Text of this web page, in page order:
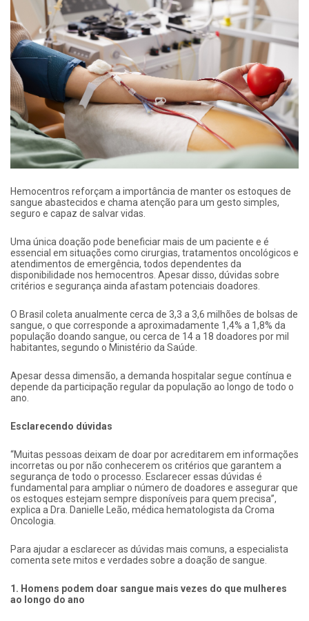
Hemocentros reforçam a importância de manter os estoques de
sangue abastecidos e chama atenção para um gesto simples,
seguro e capaz de salvar vidas.
Uma única doação pode beneficiar mais de um paciente e é
essencial em situações como cirurgias, tratamentos oncológicos e
atendimentos de emergência, todos dependentes da
disponibilidade nos hemocentros. Apesar disso, dúvidas sobre
critérios e segurança ainda afastam potenciais doadores.
O Brasil coleta anualmente cerca de 3,3 a 3,6 milhões de bolsas de
sangue, o que corresponde a aproximadamente 1,4% a 1,8% da
população doando sangue, ou cerca de 14 a 18 doadores por mil
habitantes, segundo o Ministério da Saúde.
Apesar dessa dimensão, a demanda hospitalar segue contínua e
depende da participação regular da população ao longo de todo o
ano.
Esclarecendo dúvidas
“Muitas pessoas deixam de doar por acreditarem em informações
incorretas ou por não conhecerem os critérios que garantem a
segurança de todo o processo. Esclarecer essas dúvidas é
fundamental para ampliar o número de doadores e assegurar que
os estoques estejam sempre disponíveis para quem precisa”,
explica a Dra. Danielle Leão, médica hematologista da Croma
Oncologia.
Para ajudar a esclarecer as dúvidas mais comuns, a especialista
comenta sete mitos e verdades sobre a doação de sangue.
1. Homens podem doar sangue mais vezes do que mulheres
ao longo do ano